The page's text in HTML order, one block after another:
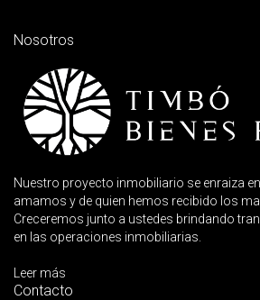
Nosotros
Nuestro proyecto inmobiliario se enraiza
amamos y de quien hemos recibido los
Creceremos junto a ustedes brindando
en las operaciones inmobiliarias.
Leer más
Contacto